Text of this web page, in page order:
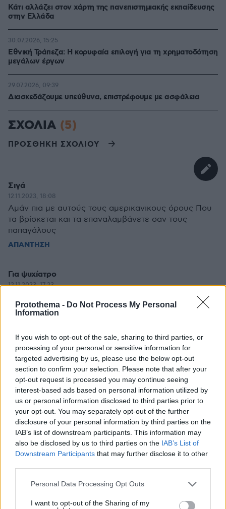
Protothema - Do Not Process My Personal
Information
If you wish to opt-out of the sale, sharing to third parties, or
processing of your personal or sensitive information for
targeted advertising by us, please use the below opt-out
section to confirm your selection. Please note that after your
opt-out request is processed you may continue seeing
interest-based ads based on personal information utilized by
us or personal information disclosed to third parties prior to
your opt-out. You may separately opt-out of the further
disclosure of your personal information by third parties on the
IAB’s list of downstream participants. This information may
also be disclosed by us to third parties on the IAB’s List of
Downstream Participants that may further disclose it to other
Please note that this website/app uses one or more Google
not limited to your visit or usage behaviour. You may click to
Personal Data Processing Opt Outs
I want to opt-out of the Sharing of my
Κάτι αλλάζει στον χάρτη της πανεπιστημιακής εκπαίδευσης
στην Ελλάδα
Εθνική Τράπεζα: Η κορυφαία επιλογή για τη χρηματοδότηση
μεγάλων έργων
30.07.2026, 15:25
Διασκεδάζουμε υπεύθυνα, επιστρέφουμε με ασφάλεια
29.07.2026, 09:39
ΣΧΟΛΙΑ (5)
ΠΡΟΣΘΗΚΗ ΣΧΟΛΙΟΥ
Σιγά
12.11.2023, 18:08
Αμάν πια με αυτούς τους αμερικανικους όρους Που
τα βρίσκεται και τα επαναλαμβάνετε σαν τους
παπαγάλους
ΑΠΑΝΤΗΣΗ
Για ψυχίατρο
12.11.2023, 17:23
ΑΠΑΝΤΗΣΗ
tasos
12.11.2023, 14:56
Πέταξε κι η ανθυποτίποτα την μακακία της μπας και
κερδίσει 15 δευτερόλεπτα δημοσιότητας,
ευθυγραμμισμένη με τον καρκίνο της πολιτικής
ΑΠΑΝΤΗΣΗ
Αντικειμενικός
12.11.2023, 13:22
γυναίκες, την επόμενη asexual, την Κυριακή σκύλοι,